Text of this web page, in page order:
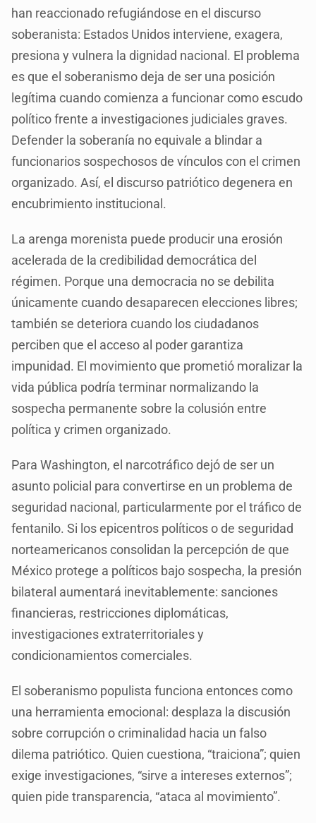
han reaccionado refugiándose en el discurso
soberanista: Estados Unidos interviene, exagera,
presiona y vulnera la dignidad nacional. El problema
es que el soberanismo deja de ser una posición
legítima cuando comienza a funcionar como escudo
político frente a investigaciones judiciales graves.
Defender la soberanía no equivale a blindar a
funcionarios sospechosos de vínculos con el crimen
organizado. Así, el discurso patriótico degenera en
encubrimiento institucional.
La arenga morenista puede producir una erosión
acelerada de la credibilidad democrática del
régimen. Porque una democracia no se debilita
únicamente cuando desaparecen elecciones libres;
también se deteriora cuando los ciudadanos
perciben que el acceso al poder garantiza
impunidad. El movimiento que prometió moralizar la
vida pública podría terminar normalizando la
sospecha permanente sobre la colusión entre
política y crimen organizado.
Para Washington, el narcotráfico dejó de ser un
asunto policial para convertirse en un problema de
seguridad nacional, particularmente por el tráfico de
fentanilo. Si los epicentros políticos o de seguridad
norteamericanos consolidan la percepción de que
México protege a políticos bajo sospecha, la presión
bilateral aumentará inevitablemente: sanciones
financieras, restricciones diplomáticas,
investigaciones extraterritoriales y
condicionamientos comerciales.
El soberanismo populista funciona entonces como
una herramienta emocional: desplaza la discusión
sobre corrupción o criminalidad hacia un falso
dilema patriótico. Quien cuestiona, “traiciona”; quien
exige investigaciones, “sirve a intereses externos”;
quien pide transparencia, “ataca al movimiento”.